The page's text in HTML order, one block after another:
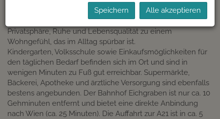
Eingebettet in die Natur des Wienerwalds in einer ruhigen,
kleinen Wohnsiedlung idyllisch gelegen. Hier verbinden sich
Privatsphäre, Ruhe und Lebensqualität zu einem
Wohngefühl, das im Alltag spürbar ist.
Kindergarten, Volksschule sowie Einkaufsmöglichkeiten für
den täglichen Bedarf befinden sich im Ort und sind in
wenigen Minuten zu Fuß gut erreichbar. Supermärkte,
Bäckerei, Apotheke und ärztliche Versorgung sind ebenfalls
bestens angebunden. Der Bahnhof Eichgraben ist nur ca. 10
Gehminuten entfernt und bietet eine direkte Anbindung
nach Wien (ca. 25 Minuten). Die Auffahrt zur A21 ist in ca. 5
Speichern Alle akzeptieren